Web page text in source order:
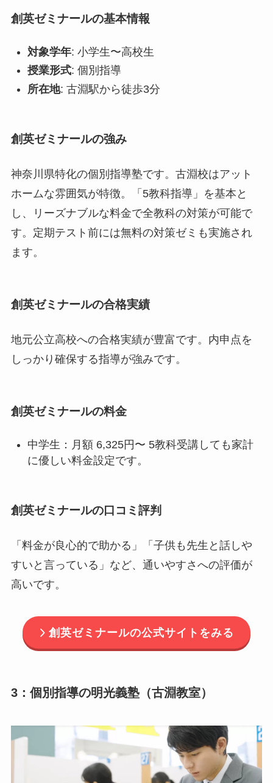
創英ゼミナールの基本情報
対象学年: 小学生〜高校生
授業形式: 個別指導
所在地: 古淵駅から徒歩3分
創英ゼミナールの強み
神奈川県特化の個別指導塾です。古淵校はアット
ホームな雰囲気が特徴。「5教科指導」を基本と
し、リーズナブルな料金で全教科の対策が可能で
す。定期テスト前には無料の対策ゼミも実施され
ます。
創英ゼミナールの合格実績
地元公立高校への合格実績が豊富です。内申点を
しっかり確保する指導が強みです。
創英ゼミナールの料金
中学生：月額 6,325円〜 5教科受講しても家計
に優しい料金設定です。
創英ゼミナールの口コミ評判
「料金が良心的で助かる」「子供も先生と話しや
すいと言っている」など、通いやすさへの評価が
高いです。
創英ゼミナールの公式サイトをみる
3：個別指導の明光義塾（古淵教室）